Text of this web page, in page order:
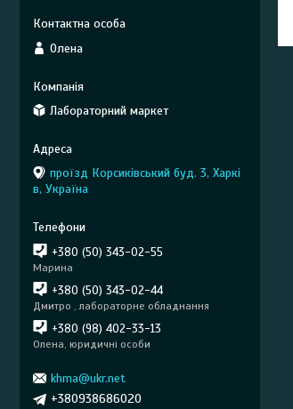
Олена
Лабораторний маркет
проїзд Корсиківський буд. 3, Харкі
в, Україна
+380 (50) 343-02-55
Марина
+380 (50) 343-02-44
Дмитро , лабораторне обладнання
+380 (98) 402-33-13
Олена, юридичні особи
khma@ukr.net
+380938686020